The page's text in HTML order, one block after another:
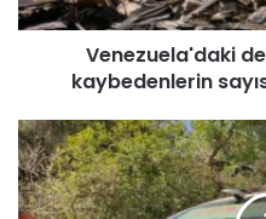
a
k
i
d
e
Venezuela'daki
kaybedenlerin
P
a
k
i